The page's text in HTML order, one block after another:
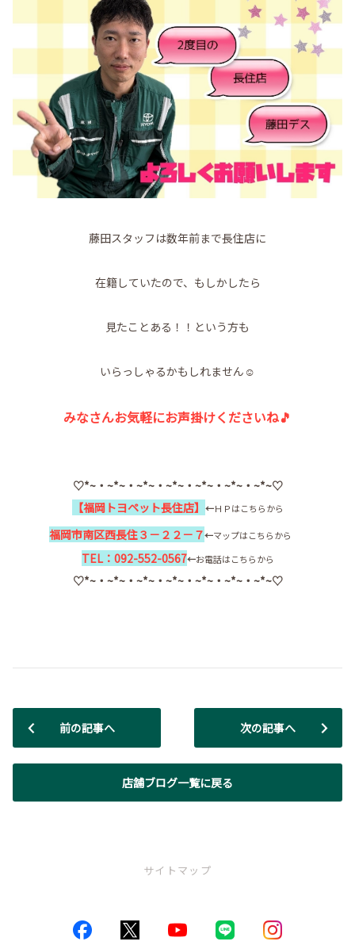
藤田スタッフは数年前まで長住店に
在籍していたので、もしかしたら
見たことある！！という方も
いらっしゃるかもしれません☺
みなさんお気軽にお声掛けくださいね🎵
♡*~・~*~・~*~・~*~・~*~・~*~・~*~♡
【福岡トヨペット長住店】 ←ＨＰはこちらから
福岡市南区西長住３－２２－７←マップはこちらから
TEL：092-552-0567←お電話はこちらから
♡*~・~*~・~*~・~*~・~*~・~*~・~*~♡
前の記事へ
店舗ブログ一覧に戻る
次の記事へ
サイトマップ